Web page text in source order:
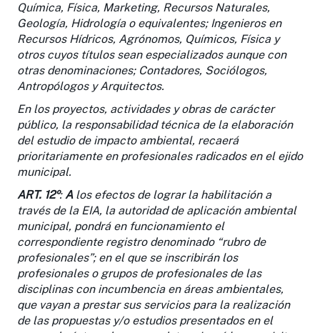
Química, Física, Marketing, Recursos Naturales,
Geología, Hidrología o equivalentes; Ingenieros en
Recursos Hídricos, Agrónomos, Químicos, Física y
otros cuyos títulos sean especializados aunque con
otras denominaciones; Contadores, Sociólogos,
Antropólogos y Arquitectos.
En los proyectos, actividades y obras de carácter
público, la responsabilidad técnica de la elaboración
del estudio de impacto ambiental, recaerá
prioritariamente en profesionales radicados en el ejido
municipal.
ART. 12º: A los efectos de lograr la habilitación a
través de la EIA, la autoridad de aplicación ambiental
municipal, pondrá en funcionamiento el
correspondiente registro denominado “rubro de
profesionales”; en el que se inscribirán los
profesionales o grupos de profesionales de las
disciplinas con incumbencia en áreas ambientales,
que vayan a prestar sus servicios para la realización
de las propuestas y/o estudios presentados en el